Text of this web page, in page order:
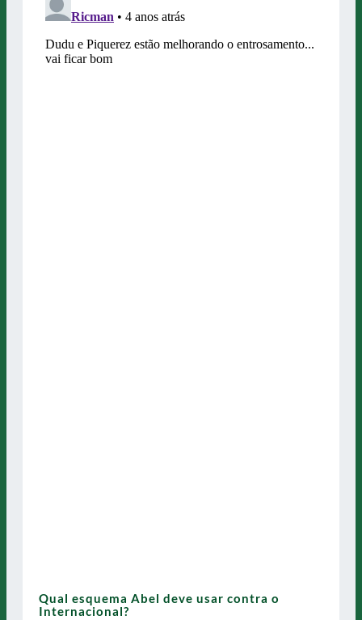
Qual esquema Abel deve usar contra o
Internacional?